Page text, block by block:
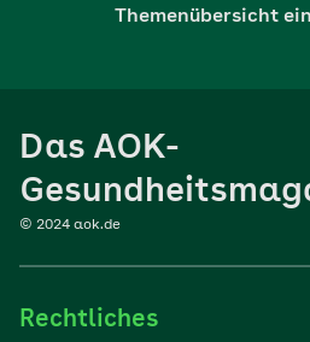
Themenübersicht
Sport
Reisen
Das AOK-
© 2024 aok.de
Rechtliches